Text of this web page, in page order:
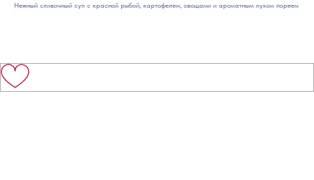
Нежный сливочный суп с красной рыбой, картофелем, овощами и ароматным луком пореем